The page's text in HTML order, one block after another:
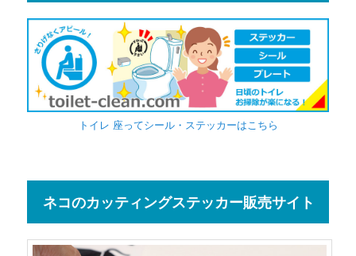
トイレ 座ってシール・ステッカーはこちら
ネコのカッティングステッカー販売サイト